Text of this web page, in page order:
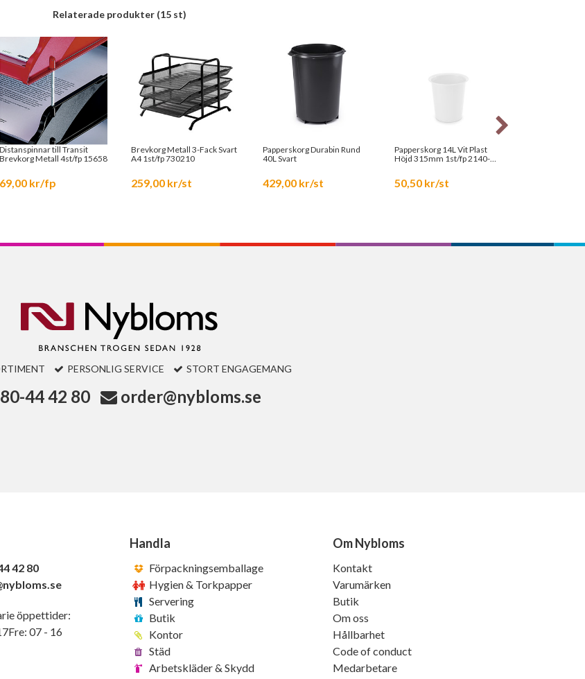
Relaterade produkter (15 st)
Distanspinnar till Transit
Brevkorg Metall 4st/fp 15658
69,00 kr/fp
Brevkorg Metall 3-Fack Svart
A4 1st/fp 730210
259,00 kr/st
Papperskorg Durabin Rund
40L Svart
429,00 kr/st
Papperskorg 14L Vit Plast
Höjd 315mm 1st/fp 2140-
50,50 kr/st
PERSONLIG SERVICE STORT ENGAGEMANG
44 42 80 order@nybloms.se
42 80
öppettider:
07 - 16
Handla
Förpackningsemballage
Hygien & Torkpapper
Servering
Butik
Kontor
Städ
Arbetskläder & Skydd
Om Nybloms
Kontakt
Varumärken
Butik
Om oss
Hållbarhet
Code of conduct
Medarbetare